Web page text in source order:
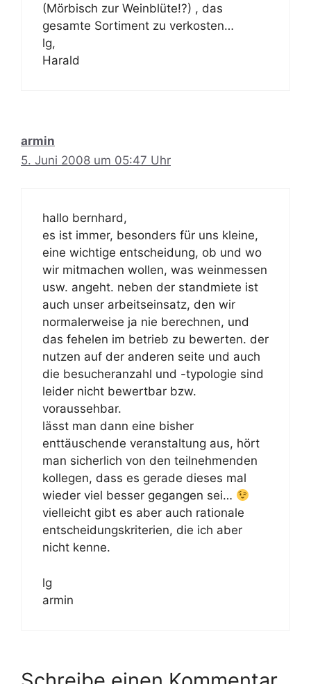
(Mörbisch zur Weinblüte!?) , das
gesamte Sortiment zu verkosten…
lg,
Harald
armin
5. Juni 2008 um 05:47 Uhr
hallo bernhard,
es ist immer, besonders für uns kleine,
eine wichtige entscheidung, ob und wo
wir mitmachen wollen, was weinmessen
usw. angeht. neben der standmiete ist
auch unser arbeitseinsatz, den wir
normalerweise ja nie berechnen, und
das fehelen im betrieb zu bewerten. der
nutzen auf der anderen seite und auch
die besucheranzahl und -typologie sind
leider nicht bewertbar bzw.
voraussehbar.
lässt man dann eine bisher
enttäuschende veranstaltung aus, hört
man sicherlich von den teilnehmenden
kollegen, dass es gerade dieses mal
wieder viel besser gegangen sei…
vielleicht gibt es aber auch rationale
entscheidungskriterien, die ich aber
nicht kenne.
lg
armin